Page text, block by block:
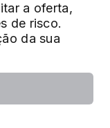
a oferta,
de risco.
da sua